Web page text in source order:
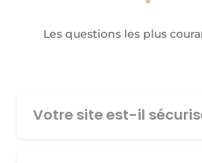
Les questions les plus
Votre site est-il